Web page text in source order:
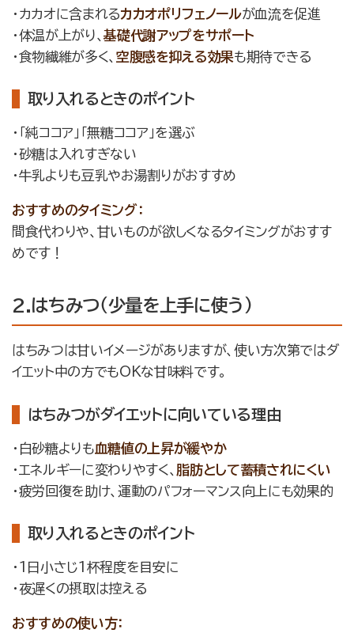
・カカオに含まれるカカオポリフェノールが血流を促進
・体温が上がり、基礎代謝アップをサポート
・食物繊維が多く、 空腹感を抑える効果も期待できる
取り入れるときのポイント
・「純ココア」「無糖ココア」を選ぶ
・砂糖は入れすぎない
・牛乳よりも豆乳やお湯割りがおすすめ
おすすめのタイミング：
間食代わりや、甘いものが欲しくなるタイミングがおすす
めです！
2.はちみつ（少量を上手に使う）
はちみつは甘いイメージがありますが、使い方次第ではダ
イエット中の方でもOKな甘味料です。
はちみつがダイエットに向いている理由
・白砂糖よりも血糖値の上昇が緩やか
・エネルギーに変わりやすく、 脂肪として蓄積されにくい
・疲労回復を助け、運動のパフォーマンス向上にも効果的
取り入れるときのポイント
・1日小さじ1杯程度を目安に
・夜遅くの摂取は控える
おすすめの使い方：